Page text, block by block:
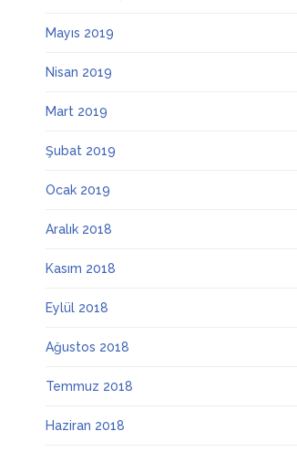
Mayıs 2019
Nisan 2019
Mart 2019
Şubat 2019
Ocak 2019
Aralık 2018
Kasım 2018
Eylül 2018
Ağustos 2018
Temmuz 2018
Haziran 2018